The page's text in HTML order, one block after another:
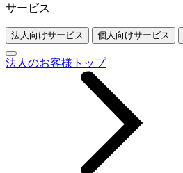
サービス
法人向けサービス 個人向けサービス
法人のお客様トップ